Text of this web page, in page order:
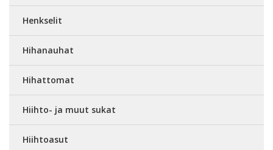
Henkselit
Hihanauhat
Hihattomat
Hiihto- ja muut sukat
Hiihtoasut